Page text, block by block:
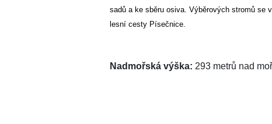
sadů a ke sběru osiva. Výběrových stromů se
lesní cesty Písečnice.
Nadmořská výška: 293 metrů nad